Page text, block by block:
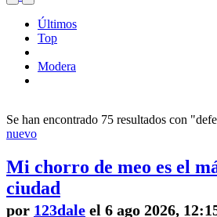
Últimos
Top
Modera
Se han encontrado 75 resultados con
nuevo
Mi chorro de meo es el
ciudad
por 123dale el 6 ago 2026,